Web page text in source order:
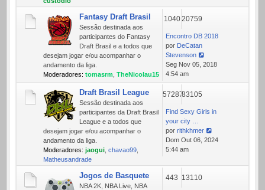
Fantasy Draft Brasil
Sessão destinada aos
participantes do Fantasy
Draft Brasil e a todos que
desejam jogar e/ou acompanhar o
andamento da liga.
Moderadores: tomasrm TheNicolau15
104020759
Encontro DB 2018
por DeCatan
Stevenson
Ver
última
mensagem
Seg Nov 05, 2018
4:54 am
Draft Brasil League
Sessão destinada aos
participantes da Draft Brasil
League e a todos que
desejam jogar e/ou acompanhar o
andamento da liga.
Moderadores: jaogui chavao99
Matheusandrade
5728783105
Find Sexy Girls in
your city …
por rithkhmer
Ver
última
Dom Out 06, 2024
5:44 am
Jogos de Basquete
NBA 2K, NBA Live, NBA
443 13110